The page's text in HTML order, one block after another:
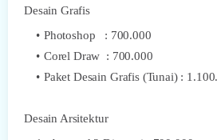
Desain Grafis
Photoshop : 700.000
Corel Draw : 700.000
Paket Desain Grafis (Tunai) :
Desain Arsitektur